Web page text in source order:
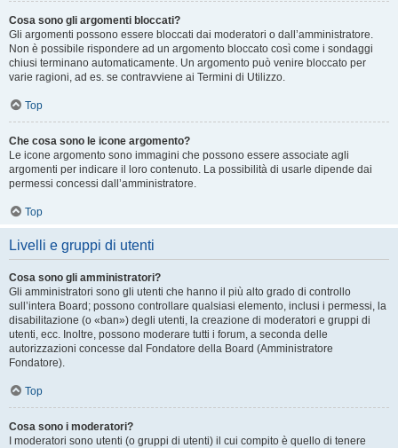
Cosa sono gli argomenti bloccati?
Gli argomenti possono essere bloccati dai moderatori o dall’amministratore.
Non è possibile rispondere ad un argomento bloccato così come i sondaggi
chiusi terminano automaticamente. Un argomento può venire bloccato per
varie ragioni, ad es. se contravviene ai Termini di Utilizzo.
Top
Che cosa sono le icone argomento?
Le icone argomento sono immagini che possono essere associate agli
argomenti per indicare il loro contenuto. La possibilità di usarle dipende dai
permessi concessi dall’amministratore.
Top
Livelli e gruppi di utenti
Cosa sono gli amministratori?
Gli amministratori sono gli utenti che hanno il più alto grado di controllo
sull’intera Board; possono controllare qualsiasi elemento, inclusi i permessi, la
disabilitazione (o «ban») degli utenti, la creazione di moderatori e gruppi di
utenti, ecc. Inoltre, possono moderare tutti i forum, a seconda delle
autorizzazioni concesse dal Fondatore della Board (Amministratore
Fondatore).
Top
Cosa sono i moderatori?
I moderatori sono utenti (o gruppi di utenti) il cui compito è quello di tenere